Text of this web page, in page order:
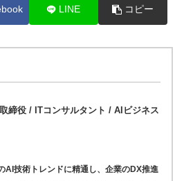
LINE コピー
締役 / ITコンサルタント / AIビジネス
AI技術トレンドに精通し、企業のDX推進